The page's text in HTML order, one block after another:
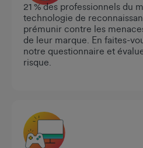
21 % des professionnels du
technologie de
prémunir contre les
de leur marque. En faites-
notre questionnaire et
risque.